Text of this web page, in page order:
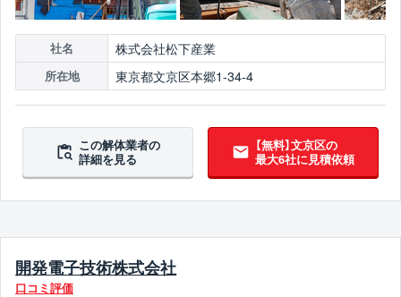
社名 株式会社松下産業
所在地 東京都文京区本郷1-34-4
この解体業者の
詳細を見る
【無料】文京区の
最大6社に見積依頼
開発電子技術株式会社
口コミ評価